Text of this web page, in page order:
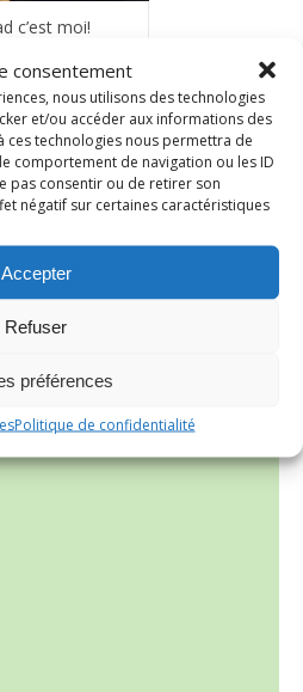
consentement
nous utilisons des technologies
et/ou accéder aux informations des
ces technologies nous permettra de
comportement de navigation ou les ID
pas consentir ou de retirer son
négatif sur certaines caractéristiques
Accepter
Refuser
préférences
Politique de confidentialité
c’est moi!
dans ma cuisine et partage
gourmandes du quotidien.
un petit commentaire
à votre tour…